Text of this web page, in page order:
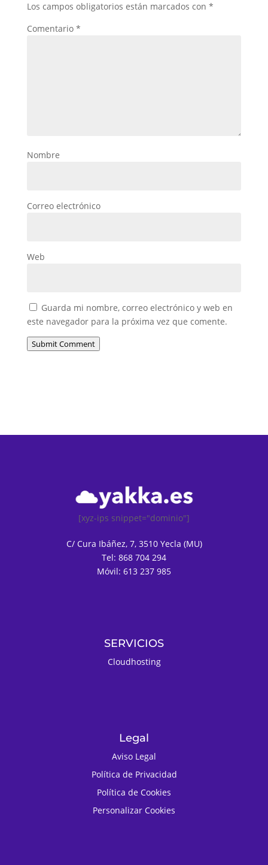
Los campos obligatorios están marcados con *
Comentario *
Nombre
Correo electrónico
Web
Guarda mi nombre, correo electrónico y web en
este navegador para la próxima vez que comente.
Submit Comment
[xyz-ips snippet="dominio"]
C/ Cura Ibáñez, 7, 3510 Yecla (MU)
Tel: 868 704 294
Móvil: 613 237 985
SERVICIOS
Cloudhosting
Legal
Aviso Legal
Política de Privacidad
Política de Cookies
Personalizar Cookies